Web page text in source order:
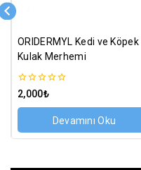
ORIDERMYL Kedi ve Köpek
Kulak Merhemi
0
üzerinden
2,000₺
Devamını Oku